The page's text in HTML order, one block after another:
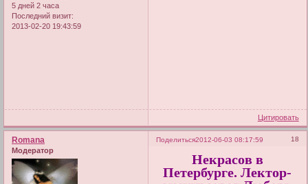
5 дней 2 часа
Последний визит:
2013-02-20 19:43:59
Цитировать
Поделиться 18
2012-06-03 08:17:59
Romana
Модератор
Некрасов в
Петербурге. Лектор-